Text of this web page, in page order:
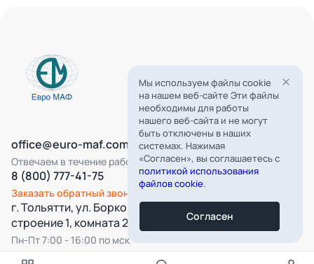
Все категории
office@euro-maf.com
Отвечаем в течение рабочего дня
8 (800) 777-41-75
Заказать обратный звонок
г. Тольятти, ул. Борковская, д. 16,
строение 1, комната 22
Пн-Пт 7:00 - 16:00 по мск
Мы используем файлы cookie
на нашем веб-сайте Эти файлы
необходимы для работы
нашего веб-сайта и не могут
быть отключены в наших
системах. Нажимая
«Согласен», вы соглашаетесь с
политикой использования
файлов cookie.
Согласен